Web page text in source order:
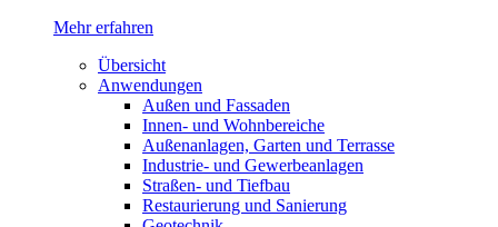
Mehr erfahren
Übersicht
Anwendungen
Außen und Fassaden
Innen- und Wohnbereiche
Außenanlagen, Garten und Terrasse
Industrie- und Gewerbeanlagen
Straßen- und Tiefbau
Restaurierung und Sanierung